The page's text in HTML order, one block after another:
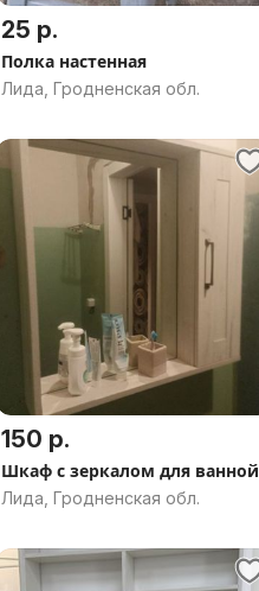
25 р.
Полка настенная
Лида, Гродненская обл.
150 р.
Шкаф с зеркалом для ванной
Лида, Гродненская обл.